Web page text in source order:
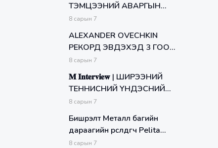
ТЭМЦЭЭНИЙ АВАРГЫН
ТӨЛӨӨ "El Clásico”
8сарын 7
ALEXANDER OVECHKIN
РЕКОРД ЭВДЭХЭД 3 ГООЛ
ДУТУУ
8сарын 7
𝐌 𝐈𝐧𝐭𝐞𝐫𝐯𝐢𝐞𝐰 | ШИРЭЭНИЙ
ТЕННИСНИЙ ҮНДЭСНИЙ
ДЭЭД ЛИГИЙН XVII
8сарын 7
Бишрэлт Металл багийн
дараагийн өрсөлдөгч Pelita
Jaya клубийн тухайд
8сарын 7